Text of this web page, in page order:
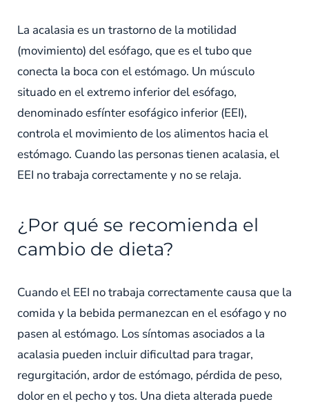
La acalasia es un trastorno de la motilidad
(movimiento) del esófago, que es el tubo que
conecta la boca con el estómago. Un músculo
situado en el extremo inferior del esófago,
denominado esfínter esofágico inferior (EEI),
controla el movimiento de los alimentos hacia el
estómago. Cuando las personas tienen acalasia, el
EEI no trabaja correctamente y no se relaja.
¿Por qué se recomienda el
cambio de dieta?
Cuando el EEI no trabaja correctamente causa que la
comida y la bebida permanezcan en el esófago y no
pasen al estómago. Los síntomas asociados a la
acalasia pueden incluir dificultad para tragar,
regurgitación, ardor de estómago, pérdida de peso,
dolor en el pecho y tos. Una dieta alterada puede